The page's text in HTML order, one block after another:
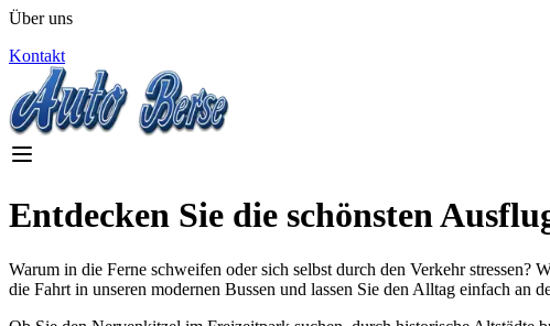
Über uns
Kontakt
Entdecken Sie die schönsten
Warum in die Ferne schweifen oder sich selbst durch den Verkehr
die Fahrt in unseren modernen Bussen und lassen Sie den Alltag einfach an